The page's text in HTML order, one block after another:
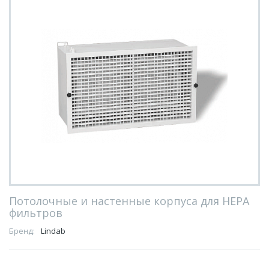
Потолочные и настенные корпуса для HEPA
фильтров
Бренд: Lindab